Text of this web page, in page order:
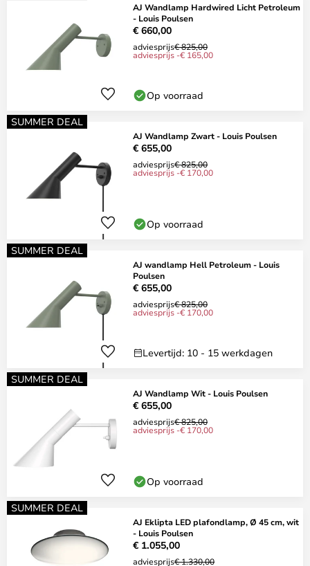
AJ Wandlamp Hardwired Licht Petroleum
- Louis Poulsen
€ 660,00
adviesprijs€ 825,00
adviesprijs -€ 165,00
Op voorraad
SUMMER DEAL
AJ Wandlamp Zwart - Louis Poulsen
€ 655,00
adviesprijs€ 825,00
adviesprijs -€ 170,00
Op voorraad
SUMMER DEAL
AJ wandlamp Hell Petroleum - Louis
Poulsen
€ 655,00
adviesprijs€ 825,00
adviesprijs -€ 170,00
Levertijd: 10 - 15 werkdagen
SUMMER DEAL
AJ Wandlamp Wit - Louis Poulsen
€ 655,00
adviesprijs€ 825,00
adviesprijs -€ 170,00
Op voorraad
SUMMER DEAL
AJ Eklipta LED plafondlamp, Ø 45 cm, wit
- Louis Poulsen
€ 1.055,00
adviesprijs€ 1.330,00